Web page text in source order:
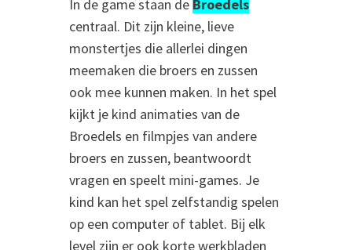
In de game staan de Broedels
centraal. Dit zijn kleine, lieve
monstertjes die allerlei dingen
meemaken die broers en zussen
ook mee kunnen maken. In het spel
kijkt je kind animaties van de
Broedels en filmpjes van andere
broers en zussen, beantwoordt
vragen en speelt mini-games. Je
kind kan het spel zelfstandig spelen
op een computer of tablet. Bij elk
level zijn er ook korte werkbladen